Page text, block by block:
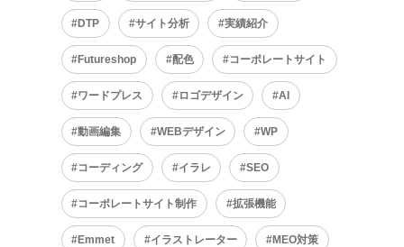
DTP サイト分析 実績紹介
Futureshop 配色 コーポレートサイト
ワードプレス ロゴデザイン AI
動画編集 WEBデザイン WP
コーディング イラレ SEO
コーポレートサイト制作 拡張機能
Emmet イラストレーター MEO対策